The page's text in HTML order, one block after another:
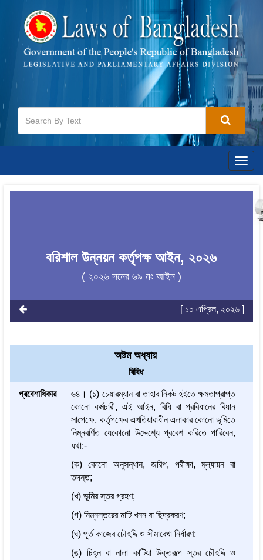
বরিশাল উন্নয়ন কর্তৃপক্ষ আইন, ২০২৬
( ২০২৬ সনের ৬৯ নং আইন )
[ ১০ এপ্রিল, ২০২৬ ]
অষ্টম অধ্যায়
বিবিধ
প্রবেশাধিকার
৬৪। (১) চেয়ারম্যান বা তাহার নিকট হইতে ক্ষমতাপ্রাপ্ত
কোনো কর্মচারী, এই আইন, বিধি বা প্রবিধানের বিধান
সাপেক্ষে, কর্তৃপক্ষের এখতিয়ারাধীন এলাকার কোনো ভূমিতে
নিম্নবর্ণিত যেকোনো উদ্দেশ্যে প্রবেশ করিতে পারিবেন,
যথা:-
(ক) কোনো অনুসন্ধান, জরিপ, পরীক্ষা, মূল্যায়ন বা
তদন্ত;
(খ) ভূমির স্তর গ্রহণ;
(গ) নিম্নস্তরের মাটি খনন বা ছিদ্রকরণ;
(ঘ) পূর্ত কাজের চৌহদ্দি ও সীমারেখা নির্ধারণ;
(ঙ) চিহ্ন বা নালা কাটিয়া উক্তরূপ স্তর চৌহদ্দি ও